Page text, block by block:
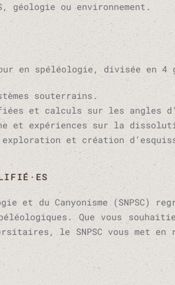
géologie ou environnement.
en spéléologie, divisée en 4
souterrains.
et calculs sur les angles
et expériences sur la
et création
du Canyonisme (SNPSC)
Que vous
le SNPSC vous met